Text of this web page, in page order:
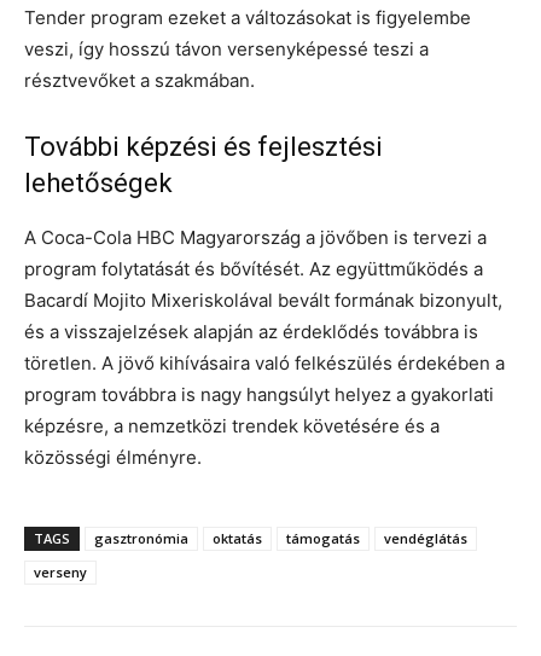
Tender program ezeket a változásokat is figyelembe
veszi, így hosszú távon versenyképessé teszi a
résztvevőket a szakmában.
További képzési és fejlesztési
lehetőségek
A Coca-Cola HBC Magyarország a jövőben is tervezi a
program folytatását és bővítését. Az együttműködés a
Bacardí Mojito Mixeriskolával bevált formának bizonyult,
és a visszajelzések alapján az érdeklődés továbbra is
töretlen. A jövő kihívásaira való felkészülés érdekében a
program továbbra is nagy hangsúlyt helyez a gyakorlati
képzésre, a nemzetközi trendek követésére és a
közösségi élményre.
TAGS gasztronómia oktatás támogatás
vendéglátás
verseny